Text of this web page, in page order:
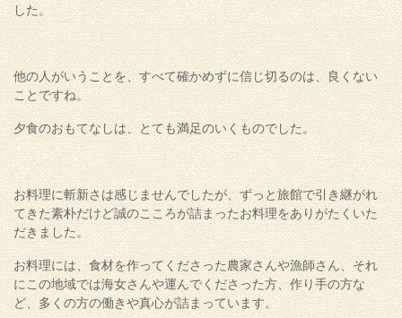
した。
他の人がいうことを、すべて確かめずに信じ切るのは、良くない
ことですね。
夕食のおもてなしは、とても満足のいくものでした。
お料理に斬新さは感じませんでしたが、ずっと旅館で引き継がれ
てきた素朴だけど誠のこころが詰まったお料理をありがたくいた
だきました。
お料理には、食材を作ってくださった農家さんや漁師さん、それ
にこの地域では海女さんや運んでくださった方、作り手の方な
ど、多くの方の働きや真心が詰まっています。